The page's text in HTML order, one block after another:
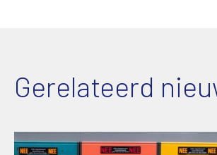
Gerelateerd